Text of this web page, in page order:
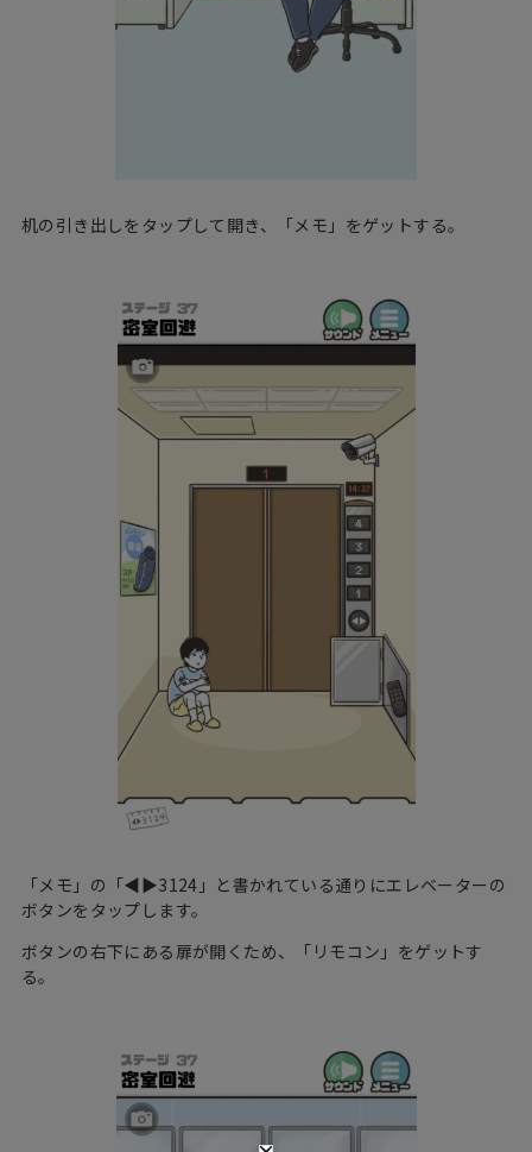
机の引き出しをタップして開き、「メモ」をゲットする。
「メモ」の「◀︎▶︎3124」と書かれている通りにエレベーターの
ボタンをタップします。
ボタンの右下にある扉が開くため、「リモコン」をゲットす
る。